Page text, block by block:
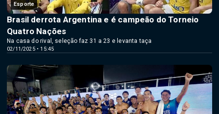
Esporte
02/11/2025 • 15:45
Brasil derrota Argentina e é campeão do Torneio
Quatro Nações
Na casa do rival, seleção faz 31 a 23 e levanta taça